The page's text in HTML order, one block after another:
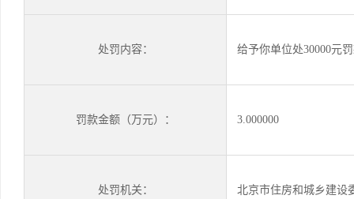
处罚内容： 给予你单位处30000元
罚款金额（万元）： 3.000000
处罚机关： 北京市住房和城乡建设